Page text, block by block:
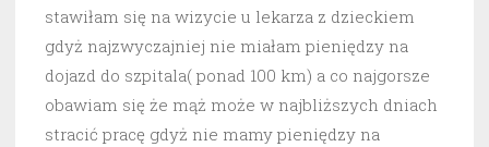
stawiłam się na wizycie u lekarza z dzieckiem
gdyż najzwyczajniej nie miałam pieniędzy na
dojazd do szpitala( ponad 100 km) a co najgorsze
obawiam się że mąż może w najbliższych dniach
stracić pracę gdyż nie mamy pieniędzy na